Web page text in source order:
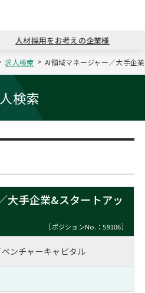
戻る
コンサ
戻る
キャリ
戻る
MBAの
戻る
日本か
戻る
パワー
人材採用をお考えの企業様
求人検索 AI領域マネージャー／大手企
検索
大手企業&スタートアッ
［ポジションNo.：59106］
ンチャーキャピタル